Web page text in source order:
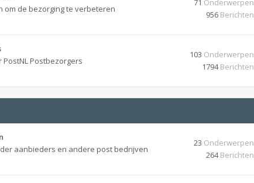
om de bezorging te verbeteren
71 Onderwerpen
956 Berichten
Postbezorgers
103 Onderwerpen
1794Berichten
aanbieders en andere post bedrijven
23 Onderwerpen
264Berichten